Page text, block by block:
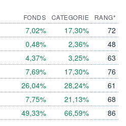
FONDS
7,02%
0,48%
4,37%
7,69%
26,04%
7,75%
49,33%
CATEGORIE
17,30%
2,36%
3,25%
17,30%
28,24%
21,13%
66,59%
RANG*
72
48
63
76
61
68
86